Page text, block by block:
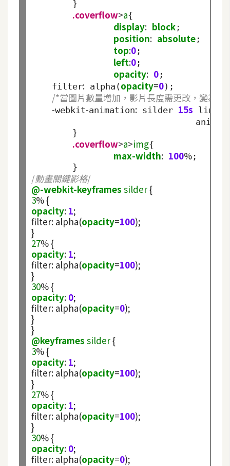
具
免
費
空
間
前
端
H
M
.coverflow>a{
display: block;
position: absolute;
top:0;
left:0;
opacity: 0;
    filter
: alpha(opacity=0);
/*當圖片數量增加，影片長度需更改，變為
-webkit-animation: silder 15s
.coverflow>a>img{
max-width: 100%;
/動畫關鍵影格/
@-webkit-keyframes silder {
3% {
opacity: 1;
filter: alpha(opacity=100);
27% {
opacity: 1;
filter: alpha(opacity=100);
30% {
opacity: 0;
filter: alpha(opacity=0);
}
@keyframes silder {
3% {
opacity: 1;
filter: alpha(opacity=100);
27% {
opacity: 1;
filter: alpha(opacity=100);
30% {
opacity: 0;
filter: alpha(opacity=0);